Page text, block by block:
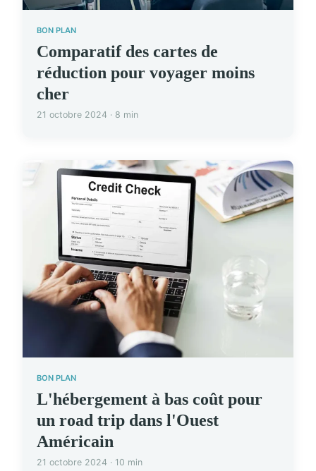
BON PLAN
Comparatif des cartes de
réduction pour voyager moins
cher
21 octobre 2024 · 8 min
BON PLAN
L'hébergement à bas coût pour
un road trip dans l'Ouest
Américain
21 octobre 2024 · 10 min